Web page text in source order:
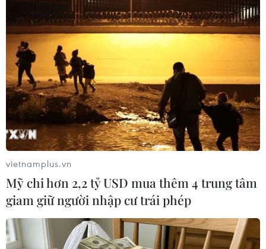
#Xét tuyển đại học
#Bộ Giáo dục và Đào tạo
#xác nhận nhập học
Theo dõi VietnamPlus
Tuyển sinh đại học-cao đẳng
Các trường đại học sẽ xét tuyển thí sinh Trường
vietnamplus.vn
Mỹ chi hơn 2,2 tỷ USD mua thêm 4 trung tâm
giam giữ người nhập cư trái phép